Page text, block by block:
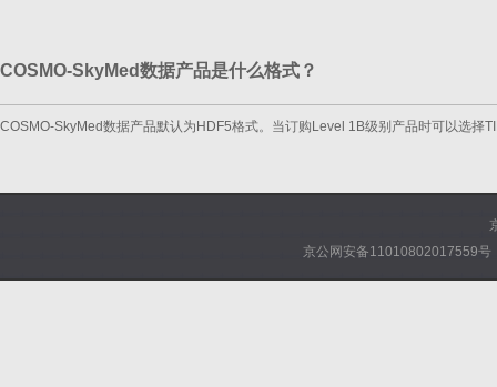
COSMO-SkyMed数据产品是什么格式？
COSMO-SkyMed数据产品默认为HDF5格式。当订购Level 1B级别产品时可以选择
京公网安备11010802017559号